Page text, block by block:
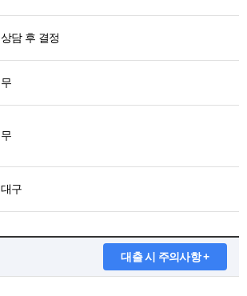
상담 후 결정
무
무
대구
대출 시 주의사항 +